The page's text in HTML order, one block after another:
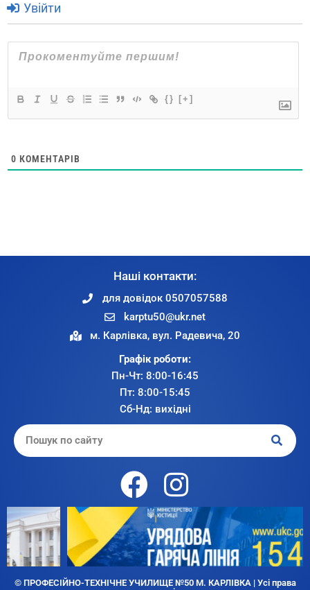
Увійти
{} [+]
0 КОМЕНТАРІВ
Наші контакти:
для довідок 0507057588
karptu50@ukr.net
м. Карлівка, вул. Радевича, 20
Графік роботи:
Пн-Чт: 8:00-16:45
Пт: 8:00-15:45
Сб-Нд: вихідні
© ПРОФЕСІЙНО-ТЕХНІЧНЕ УЧИЛИЩЕ №50 М. КАРЛІВКА | Усі права